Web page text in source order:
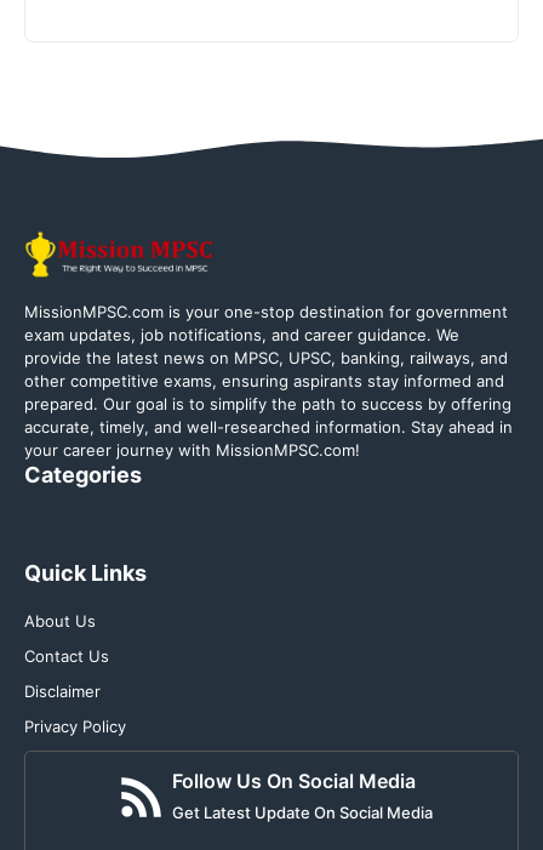
MissionMPSC.com is your one-stop destination for government
exam updates, job notifications, and career guidance. We
provide the latest news on MPSC, UPSC, banking, railways, and
other competitive exams, ensuring aspirants stay informed and
prepared. Our goal is to simplify the path to success by offering
accurate, timely, and well-researched information. Stay ahead in
your career journey with MissionMPSC.com!
Categories
Quick Links
About Us
Contact Us
Disclaimer
Privacy Policy
Follow Us On Social Media
Get Latest Update On Social Media